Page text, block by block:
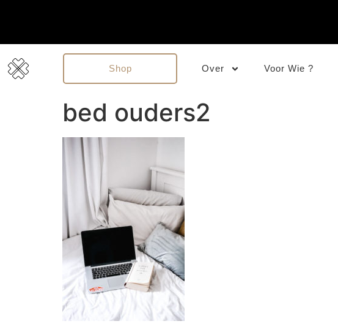
Shop Over Voor Wie ?
bed ouders2